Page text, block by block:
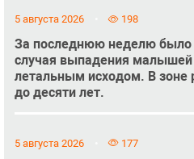
5 августа 2026 198
За последнюю неделю было
случая выпадения малышей
летальным исходом. В зоне
до десяти лет.
5 августа 2026 177